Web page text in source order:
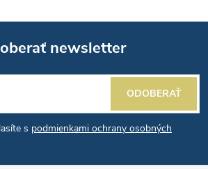
newsletter
s podmienkami ochrany osobných
ODOBERAŤ